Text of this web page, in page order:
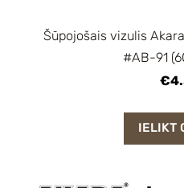
Šūpojošais vizulis
#AB-91
IELIKT